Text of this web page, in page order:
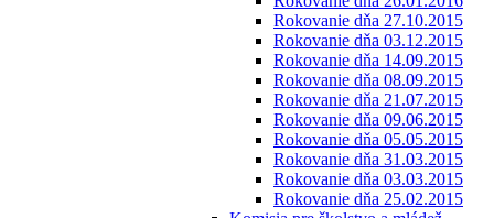
Rokovanie dňa 27.10.2015
Rokovanie dňa 03.12.2015
Rokovanie dňa 14.09.2015
Rokovanie dňa 08.09.2015
Rokovanie dňa 21.07.2015
Rokovanie dňa 09.06.2015
Rokovanie dňa 05.05.2015
Rokovanie dňa 31.03.2015
Rokovanie dňa 03.03.2015
Rokovanie dňa 25.02.2015